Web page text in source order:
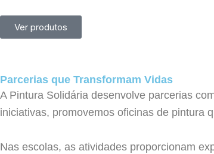
Ver produtos
Parcerias que Transformam Vidas
A Pintura Solidária desenvolve parcerias
iniciativas, promovemos oficinas de pintura
Nas escolas, as atividades proporcionam